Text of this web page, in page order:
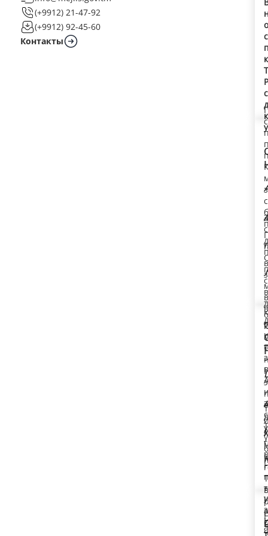
(+9912) 21-47-92
(+9912) 92-45-60
Контакты